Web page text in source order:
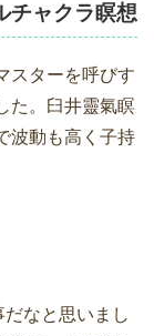
チャクラ瞑想
スターを呼びす
た。臼井靈氣瞑
波動も高く子持
なと思いまし